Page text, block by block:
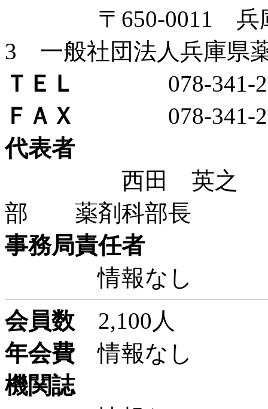
〒650-0011 兵庫県
3 一般社団法人兵庫県
ＴＥＬ
078-341-
ＦＡＸ
078-341-
代表者
西田 英之 ＩＨ
部 薬剤科部長
事務局責任者
情報なし
会員数 2,100人
年会費 情報なし
機関誌